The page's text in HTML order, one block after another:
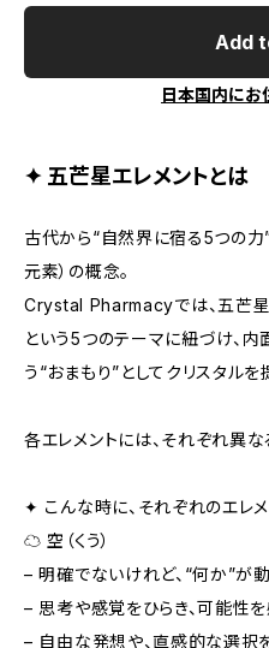
Add
日本国内にお
✦ 五芒星エレメントとは
古代から“自然界に宿る5つの力
元素）の概念。
Crystal Pharmacyでは、五芒星エ
という5つのテーマに紐づけ、
う“おまもり”としてクリスタルを
各エレメントには、それぞれ異
✦ こんな時に、それぞれのエレ
☁️ 空（くう）
– 明確でないけれど、“何か”が
– 思考や感覚をひらき、可能性を
– 自由な発想や、直感的な選択